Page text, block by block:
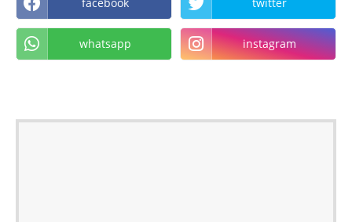
whatsapp instagram